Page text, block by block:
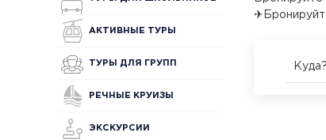
Куда?
АКТИВНЫЕ ТУРЫ
ТУРЫ ДЛЯ ГРУПП
РЕЧНЫЕ КРУИЗЫ
ЭКСКУРСИИ